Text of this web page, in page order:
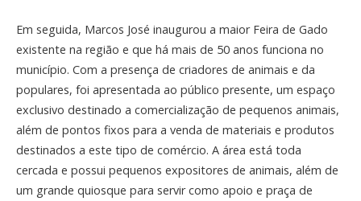
Em seguida, Marcos José inaugurou a maior Feira de Gado
existente na região e que há mais de 50 anos funciona no
município. Com a presença de criadores de animais e da
populares, foi apresentada ao público presente, um espaço
exclusivo destinado a comercialização de pequenos animais,
além de pontos fixos para a venda de materiais e produtos
destinados a este tipo de comércio. A área está toda
cercada e possui pequenos expositores de animais, além de
um grande quiosque para servir como apoio e praça de